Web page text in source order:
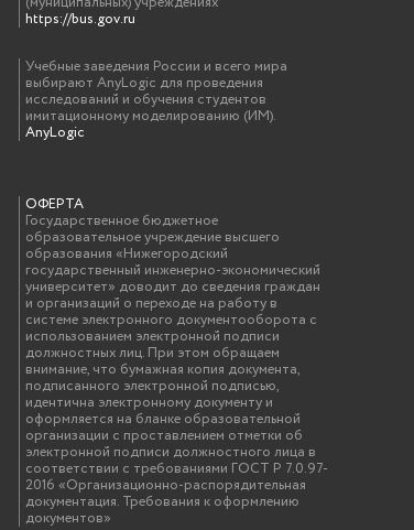
https://bus.gov.ru
Учебные заведения России и всего мира
выбирают AnyLogic для проведения
исследований и обучения студентов
имитационному моделированию (ИМ).
AnyLogic
ОФЕРТА
Государственное бюджетное
образовательное учреждение высшего
образования «Нижегородский
государственный инженерно-экономический
университет» доводит до сведения граждан
и организаций о переходе на работу в
системе электронного документооборота с
использованием электронной подписи
должностных лиц. При этом обращаем
внимание, что бумажная копия документа,
подписанного электронной подписью,
идентична электронному документу и
оформляется на бланке образовательной
организации с проставлением отметки об
электронной подписи должностного лица в
соответствии с требованиями ГОСТ Р 7.0.97-
2016 «Организационно-распорядительная
документация. Требования к оформлению
документов»